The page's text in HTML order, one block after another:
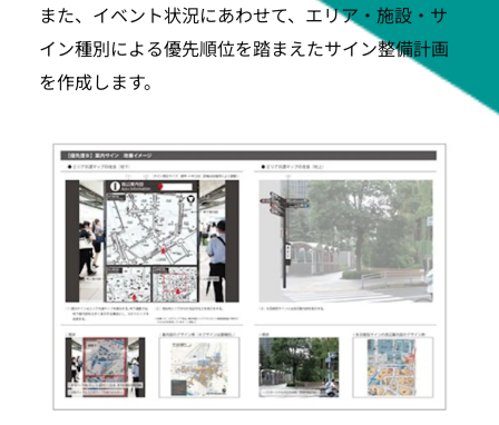
また、イベント状況にあわせて、エリア・施設・サ
イン種別による優先順位を踏まえたサイン整備計画
を作成します。